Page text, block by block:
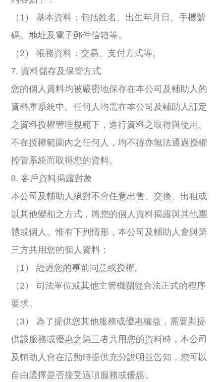
（1） 基本資料：包括姓名、出生年月日、手機號
碼、地址及電子郵件信箱等。
（2） 帳務資料：交易、支付方式等。
7. 資料儲存及保管方式
您的個人資料均被嚴密地保存在本公司及輔助人的
資料庫系統中。任何人均需在本公司及輔助人訂定
之資料授權管理規範下，進行資料之取得與使用。
不在授權範圍內之任何人，均不得亦無法通過授權
控管系統而取得您的資料。
8. 客戶資料揭露對象
本公司及輔助人絕對不會任意出售、交換、出租或
以其他變相之方式，將您的個人資料揭露與其他團
體或個人。惟有下列情形，本公司及輔助人會與第
三方共用您的個人資料：
（1） 經過您的事前同意或授權。
（2） 司法單位或其他主管機關經合法正式的程序
要求。
（3） 為了提供您其他服務或優惠權益，需要與提
供該服務或優惠之第三者共用您的資料時，本公司
及輔助人會在活動時提供充分說明並告知，您可以
自由選擇是否接受這項服務或優惠。